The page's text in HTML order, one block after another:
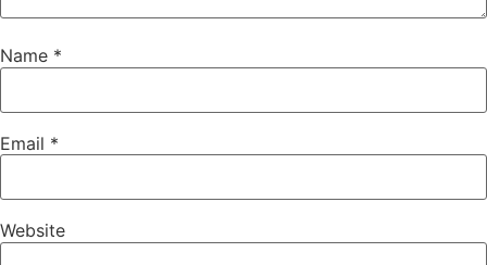
Name *
Email *
Website